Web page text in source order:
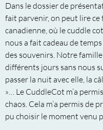
Dans le dossier de
fait parvenir, on peut lire ce
canadienne, où le cuddle
nous a fait cadeau de
des souvenirs. Notre
différents jours sans nous
passer la nuit avec elle, la
»… Le CuddleCot m’a
chaos. Cela m’a permis de
pu choisir le moment venu